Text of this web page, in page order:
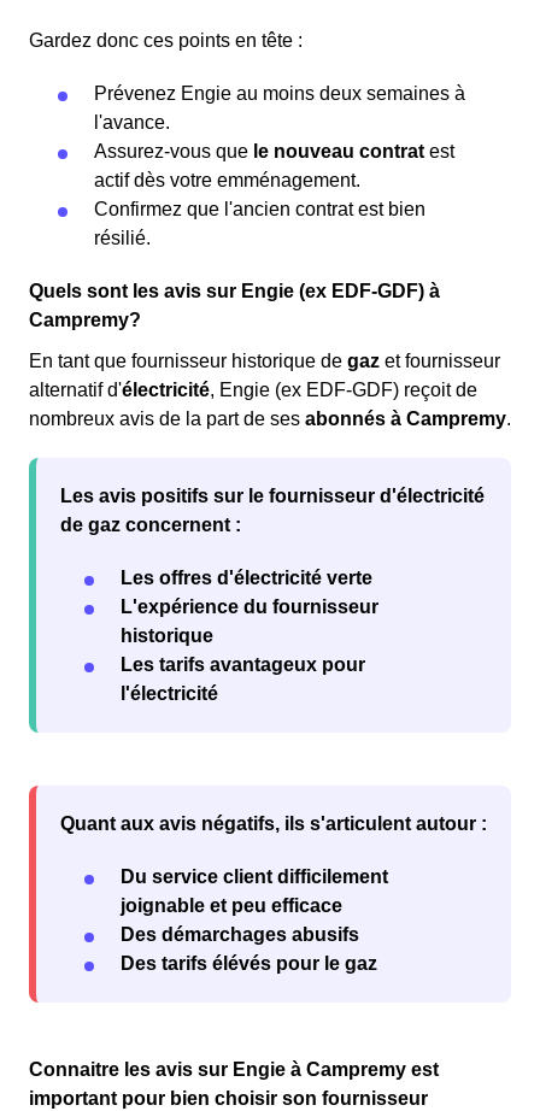
Gardez donc ces points en tête :
Prévenez Engie au moins deux semaines à
l'avance.
Assurez-vous que le nouveau contrat est
actif dès votre emménagement.
Confirmez que l'ancien contrat est bien
résilié.
Quels sont les avis sur Engie (ex EDF-GDF) à
Campremy?
En tant que fournisseur historique de gaz et fournisseur
alternatif d'électricité, Engie (ex EDF-GDF) reçoit de
nombreux avis de la part de ses abonnés à Campremy.
Les avis positifs sur le fournisseur d'électricité
de gaz concernent :
Les offres d'électricité verte
L'expérience du fournisseur
historique
Les tarifs avantageux pour
l'électricité
Quant aux avis négatifs, ils s'articulent autour :
Du service client difficilement
joignable et peu efficace
Des démarchages abusifs
Des tarifs élévés pour le gaz
Connaitre les avis sur Engie à Campremy est
important pour bien choisir son fournisseur